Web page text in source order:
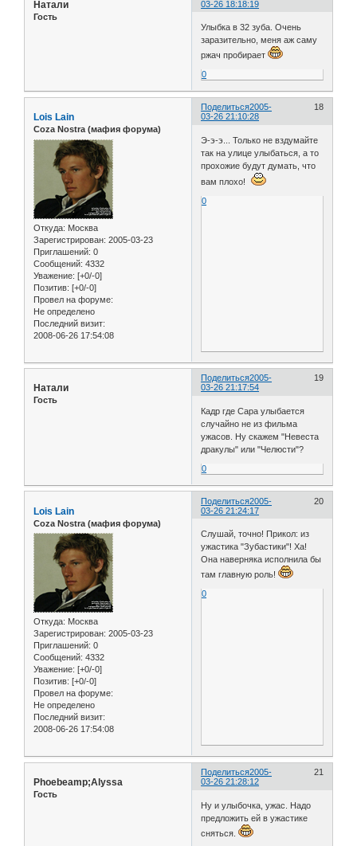
03-26 18:18:19
Натали
Гость
Улыбка в 32 зуба. Очень
заразительно, меня аж саму
ржач пробирает
0
Поделиться 18
2005-
03-26 21:10:28
Lois Lain
Coza Nostra (мафия форума)
Откуда: Москва
Зарегистрирован: 2005-03-23
Приглашений: 0
Сообщений: 4332
Уважение: [+0/-0]
Позитив: [+0/-0]
Провел на форуме:
Не определено
Последний визит:
2008-06-26 17:54:08
Э-э-э... Только не вздумайте
так на улице улыбаться, а то
прохожие будут думать, что
вам плохо!
0
Поделиться 19
2005-
03-26 21:17:54
Натали
Гость
Кадр где Сара улыбается
случайно не из фильма
ужасов. Ну скажем "Невеста
дракулы" или "Челюсти"?
0
Поделиться 20
2005-
03-26 21:24:17
Lois Lain
Coza Nostra (мафия форума)
Откуда: Москва
Зарегистрирован: 2005-03-23
Приглашений: 0
Сообщений: 4332
Уважение: [+0/-0]
Позитив: [+0/-0]
Провел на форуме:
Не определено
Последний визит:
2008-06-26 17:54:08
Слушай, точно! Прикол: из
ужастика "Зубастики"! Ха!
Она наверняка исполнила бы
там главную роль!
0
Поделиться 21
2005-
03-26 21:28:12
Phoebeamp;Alyssa
Гость
Ну и улыбочка, ужас. Надо
предложить ей в ужастике
сняться.